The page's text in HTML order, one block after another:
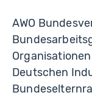
AWO
Deutschen